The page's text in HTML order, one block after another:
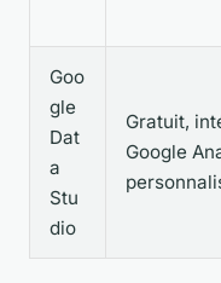
Goo
gle
Dat
a
Stu
dio
Gratuit,
Google